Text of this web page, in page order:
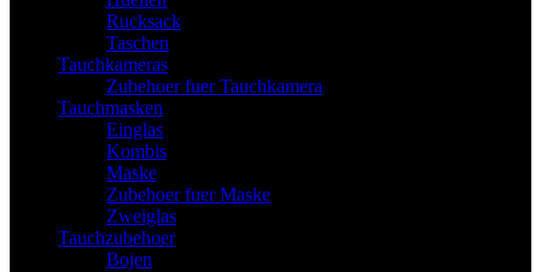
Rucksack
Taschen
Tauchkameras
Zubehoer fuer Tauchkamera
Tauchmasken
Einglas
Kombis
Maske
Zubehoer fuer Maske
Zweiglas
Tauchzubehoer
Bojen